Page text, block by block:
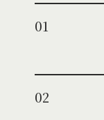
01
02